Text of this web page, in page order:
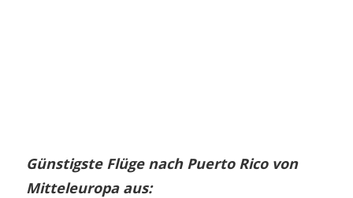
Günstigste Flüge nach Puerto Rico von
Mitteleuropa aus: